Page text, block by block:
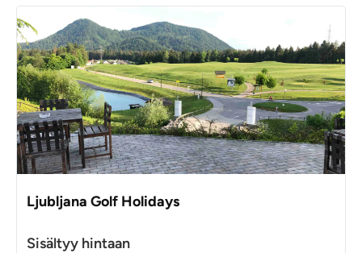
Ljubljana Golf Holidays
Sisältyy hintaan